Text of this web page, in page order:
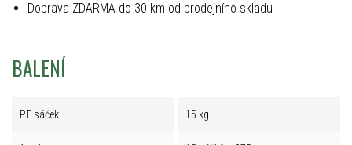
Doprava ZDARMA do 30 km od prodejního skladu
BALENÍ
PE sáček 15 kg